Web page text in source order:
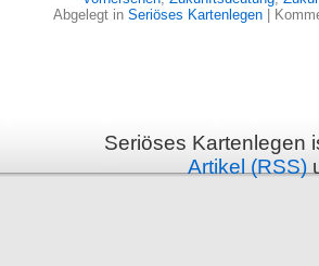
Abgelegt in Seriöses Kartenlegen|
Seriöses Kartenlegen
Artikel (RSS)